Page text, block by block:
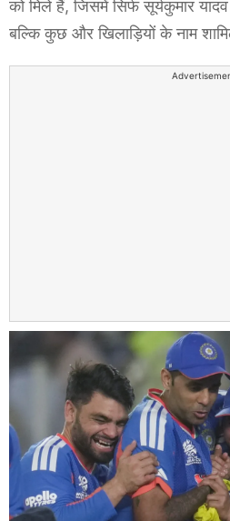
को मिले हैं, जिसमें सिर्फ सूर्यकुमार
बल्कि कुछ और खिलाड़ियों के नाम